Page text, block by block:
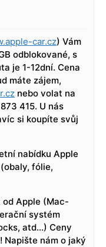
car.cz) Vám
odblokované, s
je 1-12dní. Cena
máte zájem,
nebo volat na
415. U nás
si koupíte svůj
nabídku Apple
fólie,
Apple (Mac-
systém
atd…) Ceny
Napište nám o jaký